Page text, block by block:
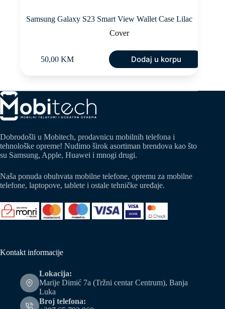
Samsung Galaxy S23 Smart View Wallet Case Lilac
Cover
50,00 KM Dodaj u korpu
Dobrodošli u Mobitech, prodavnicu mobilnih telefona i
tehnološke opreme! Nudimo širok asortiman brendova kao što
su Samsung, Apple, Huawei i mnogi drugi.
Naša ponuda obuhvata mobilne telefone, opremu za mobilne
telefone, laptopove, tablete i ostale tehničke uređaje.
Kontakt informacije
Lokacija:
Marije Dimić 7a (Tržni centar Centrum), Banja
Luka
Broj telefona: